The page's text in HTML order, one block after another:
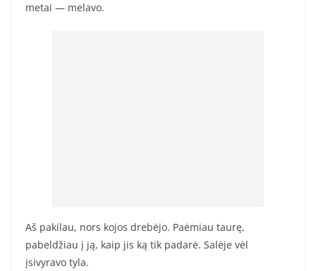
metai — melavo.
Aš pakilau, nors kojos drebėjo. Paėmiau taurę,
pabeldžiau į ją, kaip jis ką tik padarė. Salėje vėl
įsivyravo tyla.